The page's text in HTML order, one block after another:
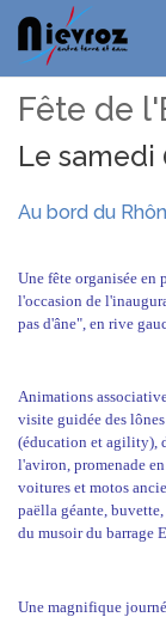
Fête de
Le samedi
Au bord du
Une fête organisée en
l'occasion de
pas d'âne", en rive
Animations
visite guidée des
(éducation et agility),
l'aviron, promenade
voitures et motos
paëlla géante,
du musoir du barrage
Une magnifique